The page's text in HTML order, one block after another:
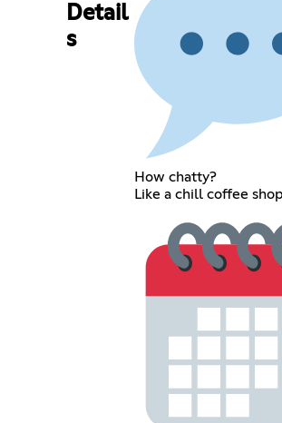
Detail
s
How chatty?
Like a chill coffee shop